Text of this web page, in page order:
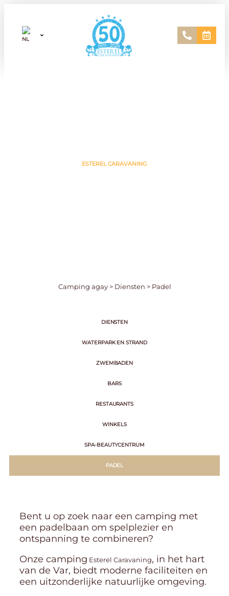
ESTEREL CARAVANING
Camping agay> Diensten > Padel
DIENSTEN
WATERPARK EN STRAND
ZWEMBADEN
BARS
RESTAURANTS
WINKELS
SPA-BEAUTYCENTRUM
PADEL
Bent u op zoek naar een camping met
een padelbaan om spelplezier en
ontspanning te combineren?
Onze camping Esterel Caravaning, in het hart
van de Var, biedt moderne faciliteiten en
een uitzonderlijke natuurlijke omgeving.